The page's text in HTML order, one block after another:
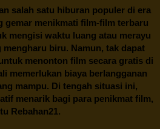
salah satu hiburan populer di era
gemar menikmati film-film terbaru
mengisi waktu luang atau merayu
mengharu biru. Namun, tak dapat
menonton film secara gratis di
memerlukan biaya berlangganan
mampu. Di tengah situasi ini,
menarik bagi para penikmat film,
Rebahan21.